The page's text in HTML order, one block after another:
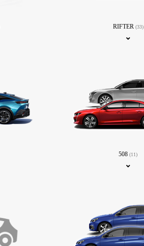
RIFTER (33)
508(11)